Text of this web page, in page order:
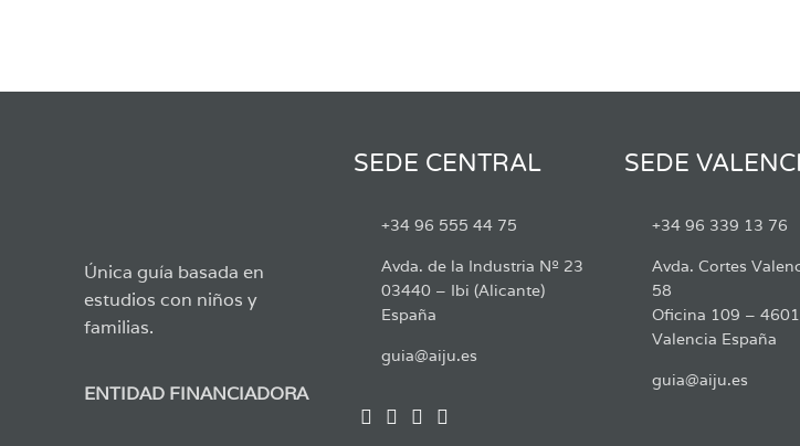
Única guía basada en
estudios con niños y
familias.
ENTIDAD FINANCIADORA
SEDE CENTRAL
+34 96 555 44 75
Avda. de la Industria Nº 23
03440 – Ibi (Alicante)
España
guia@aiju.es
SEDE
+34 96 339 13 76
Avda. Cortes
58
Oficina 109 –
Valencia España
guia@aiju.es